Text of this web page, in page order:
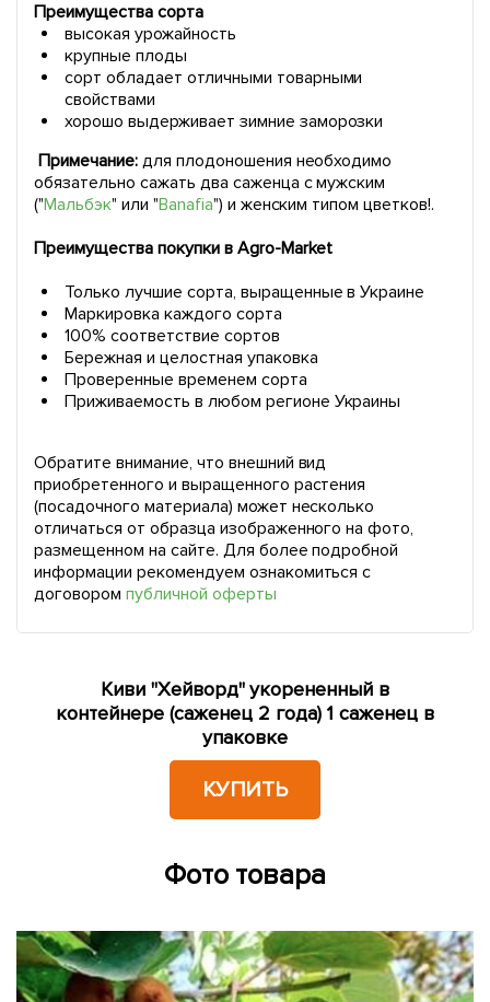
Преимущества сорта
высокая урожайность
крупные плоды
сорт обладает отличными товарными
свойствами
хорошо выдерживает зимние заморозки
Примечание:для плодоношения необходимо
обязательно сажать два саженца с мужским
("Мальбэк" или "Banafia") и женским типом цветков!.
Преимущества покупки в Agro-Market
Только лучшие сорта, выращенные в Украине
Маркировка каждого сорта
100% соответствие сортов
Бережная и целостная упаковка
Проверенные временем сорта
Приживаемость в любом регионе Украины
Обратите внимание, что внешний вид
приобретенного и выращенного растения
(посадочного материала) может несколько
отличаться от образца изображенного на фото,
размещенном на сайте. Для более подробной
информации рекомендуем ознакомиться с
договором публичной оферты
Киви "Хейворд" укорененный в
контейнере (саженец 2 года) 1 саженец в
упаковке
КУПИТЬ
Фото товара